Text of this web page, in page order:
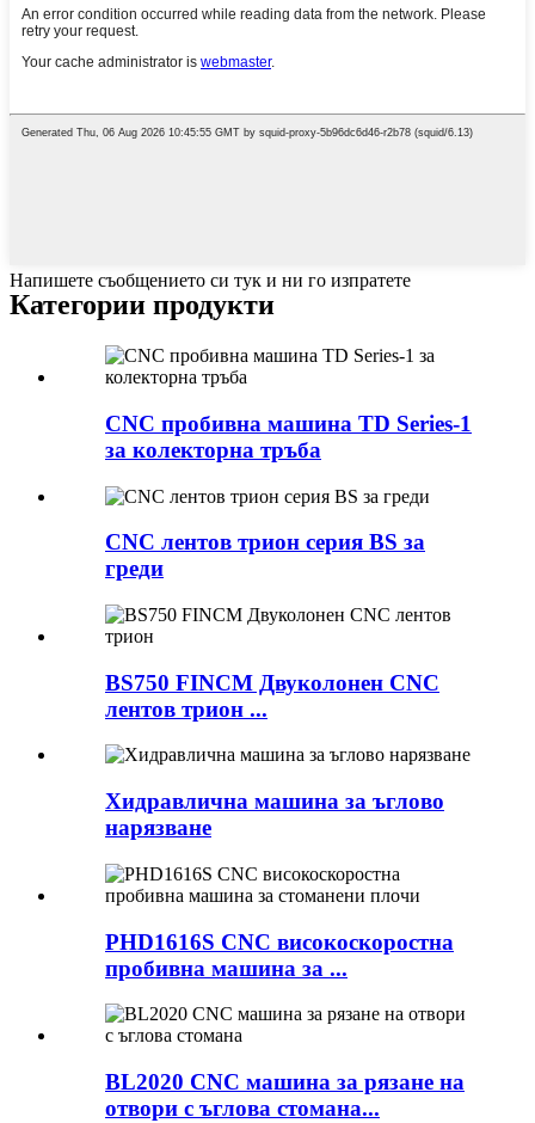
Напишете съобщението си тук и ни го изпратете
Категории продукти
CNC пробивна машина TD Series-1
за колекторна тръба
CNC лентов трион серия BS за
греди
BS750 FINCM Двуколонен CNC
лентов трион ...
Хидравлична машина за ъглово
нарязване
PHD1616S CNC високоскоростна
пробивна машина за ...
BL2020 CNC машина за рязане на
отвори с ъглова стомана...